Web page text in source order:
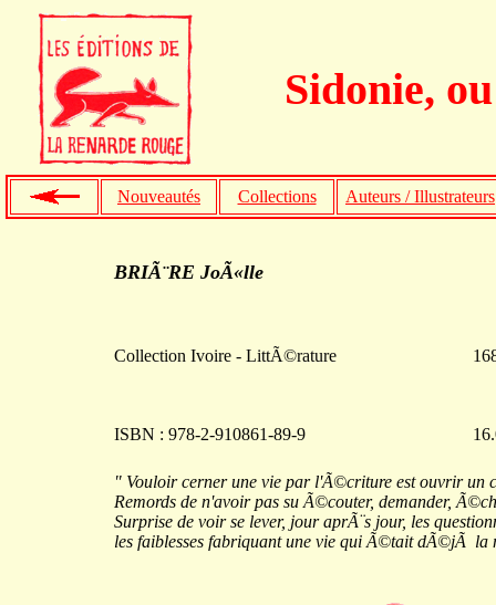
Sidonie,
Nouveautés Collections Auteurs / Illustrateurs
BRIÃ¨RE JoÃ«lle
Collection Ivoire - LittÃ©rature
ISBN : 978-2-910861-89-9
" Vouloir cerner une vie par l'Ã©criture est ouvrir un
Remords de n'avoir pas su Ã©couter, demander,
Surprise de voir se lever, jour aprÃ¨s jour, les
les faiblesses fabriquant une vie qui Ã©tait dÃ©jÃ la